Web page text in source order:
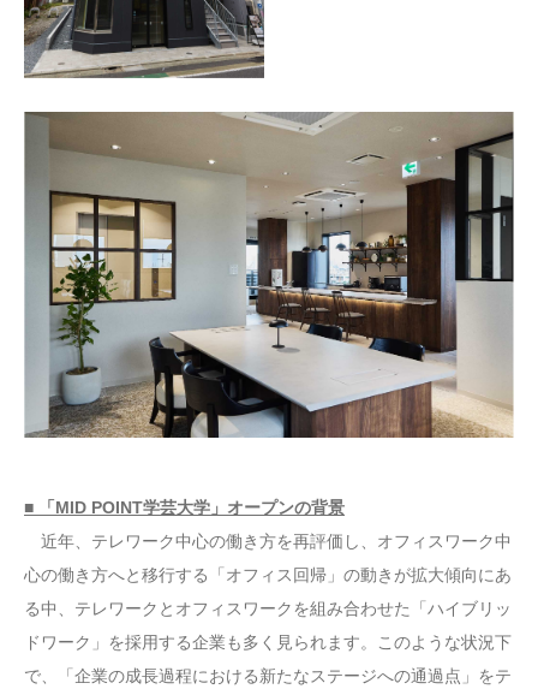
■ 「MID POINT学芸大学」オープンの背景
近年、テレワーク中心の働き方を再評価し、オフィスワーク中
心の働き方へと移行する「オフィス回帰」の動きが拡大傾向にあ
る中、テレワークとオフィスワークを組み合わせた「ハイブリッ
ドワーク」を採用する企業も多く見られます。このような状況下
で、「企業の成長過程における新たなステージへの通過点」をテ